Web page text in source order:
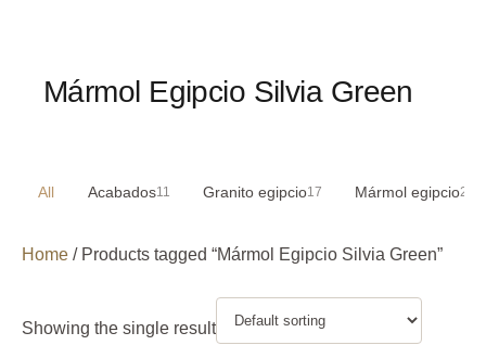
Mármol Egipcio Silvia Green
All Acabados11 Granito egipcio17 Mármol egipcio29
Home / Products tagged “Mármol Egipcio Silvia Green”
Showing the single result